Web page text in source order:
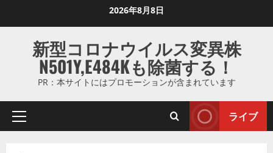
ス
ッ
2026年8月8日
新型コロナウイルス変異株
N501Y,E484Kも除菌する！
PR：本サイトにはプロモーションが含まれています
プ
ライブ